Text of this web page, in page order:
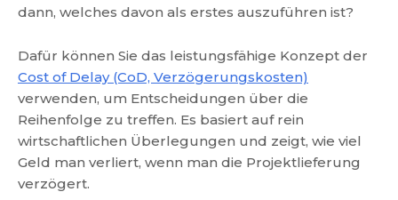
dann, welches davon als erstes auszuführen ist?
Dafür können Sie das leistungsfähige Konzept der
Cost of Delay (CoD, Verzögerungskosten)
verwenden, um Entscheidungen über die
Reihenfolge zu treffen. Es basiert auf rein
wirtschaftlichen Überlegungen und zeigt, wie viel
Geld man verliert, wenn man die Projektlieferung
verzögert.